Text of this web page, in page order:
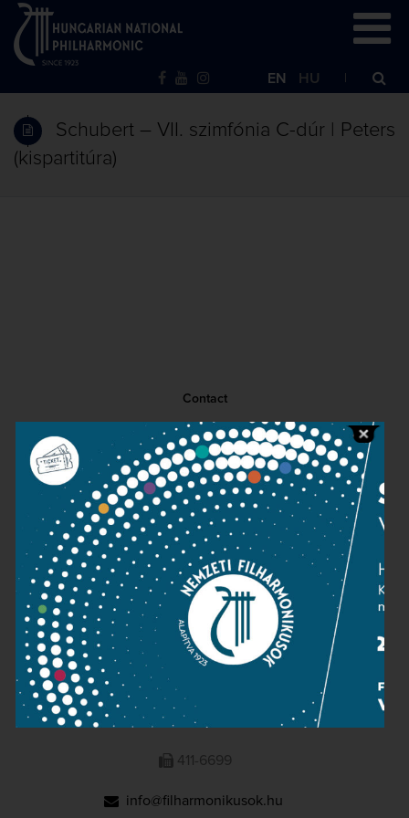
EN HU
Schubert – VII. szimfónia C-dúr | Peters
(kispartitúra)
Contact
Public information
Press room
Terms and privacy
Imprint
NATIONAL PHILHARMONIC
1095 Budapest, Komor Marcell u. 1. (Müpa)
411-6600
411-6699
info@filharmonikusok.hu